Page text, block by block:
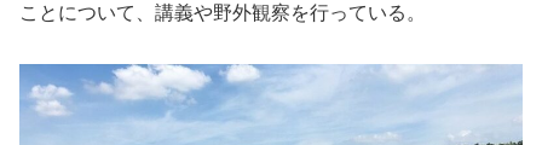
ことについて、講義や野外観察を行っている。